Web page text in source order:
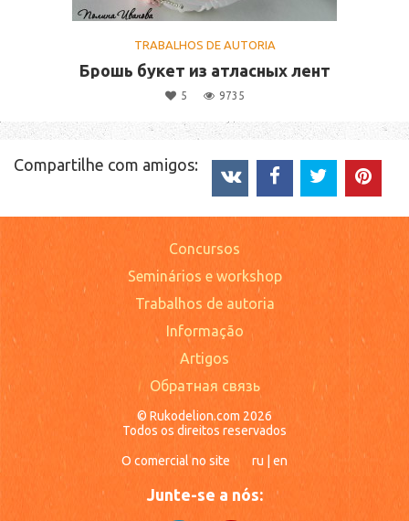
TRABALHOS DE AUTORIA
Брошь букет из атласных лент
5 9735
Compartilhe com amigos:
Concursos
Seminários e workshop
Trabalhos de autoria
Informação
Artigos
Обратная связь
© Rukodelion.com 2026
Todos os direitos reservados
O comercial no site ru en
Junte-se a nós: